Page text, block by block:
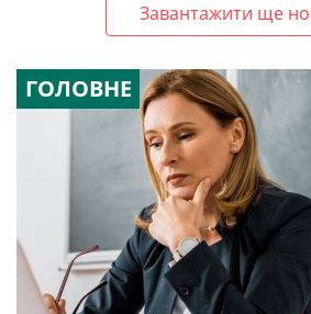
Завантажити ще
ГОЛОВНЕ